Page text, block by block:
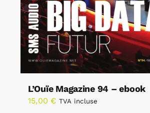
L’Ouïe Magazine 94 – ebook
15,00 € TVA incluse